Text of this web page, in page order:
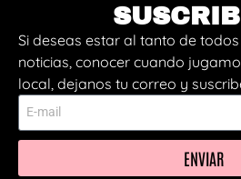
Si deseas estar al tanto de
noticias, conocer cuando
local, dejanos tu correo y
ENVIAR